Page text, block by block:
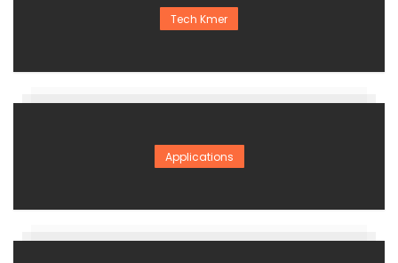
Tech Kmer
Applications